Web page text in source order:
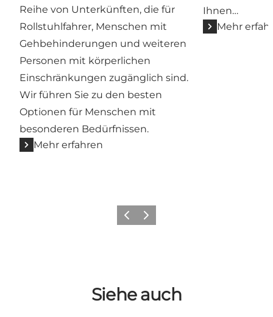
Reihe von Unterkünften, die für
Rollstuhlfahrer, Menschen mit
Gehbehinderungen und weiteren
Personen mit körperlichen
Einschränkungen zugänglich sind.
Wir führen Sie zu den besten
Optionen für Menschen mit
besonderen Bedürfnissen.
Mehr erfahren
Ihnen…
Mehr
ZurückWeiter
Siehe auch